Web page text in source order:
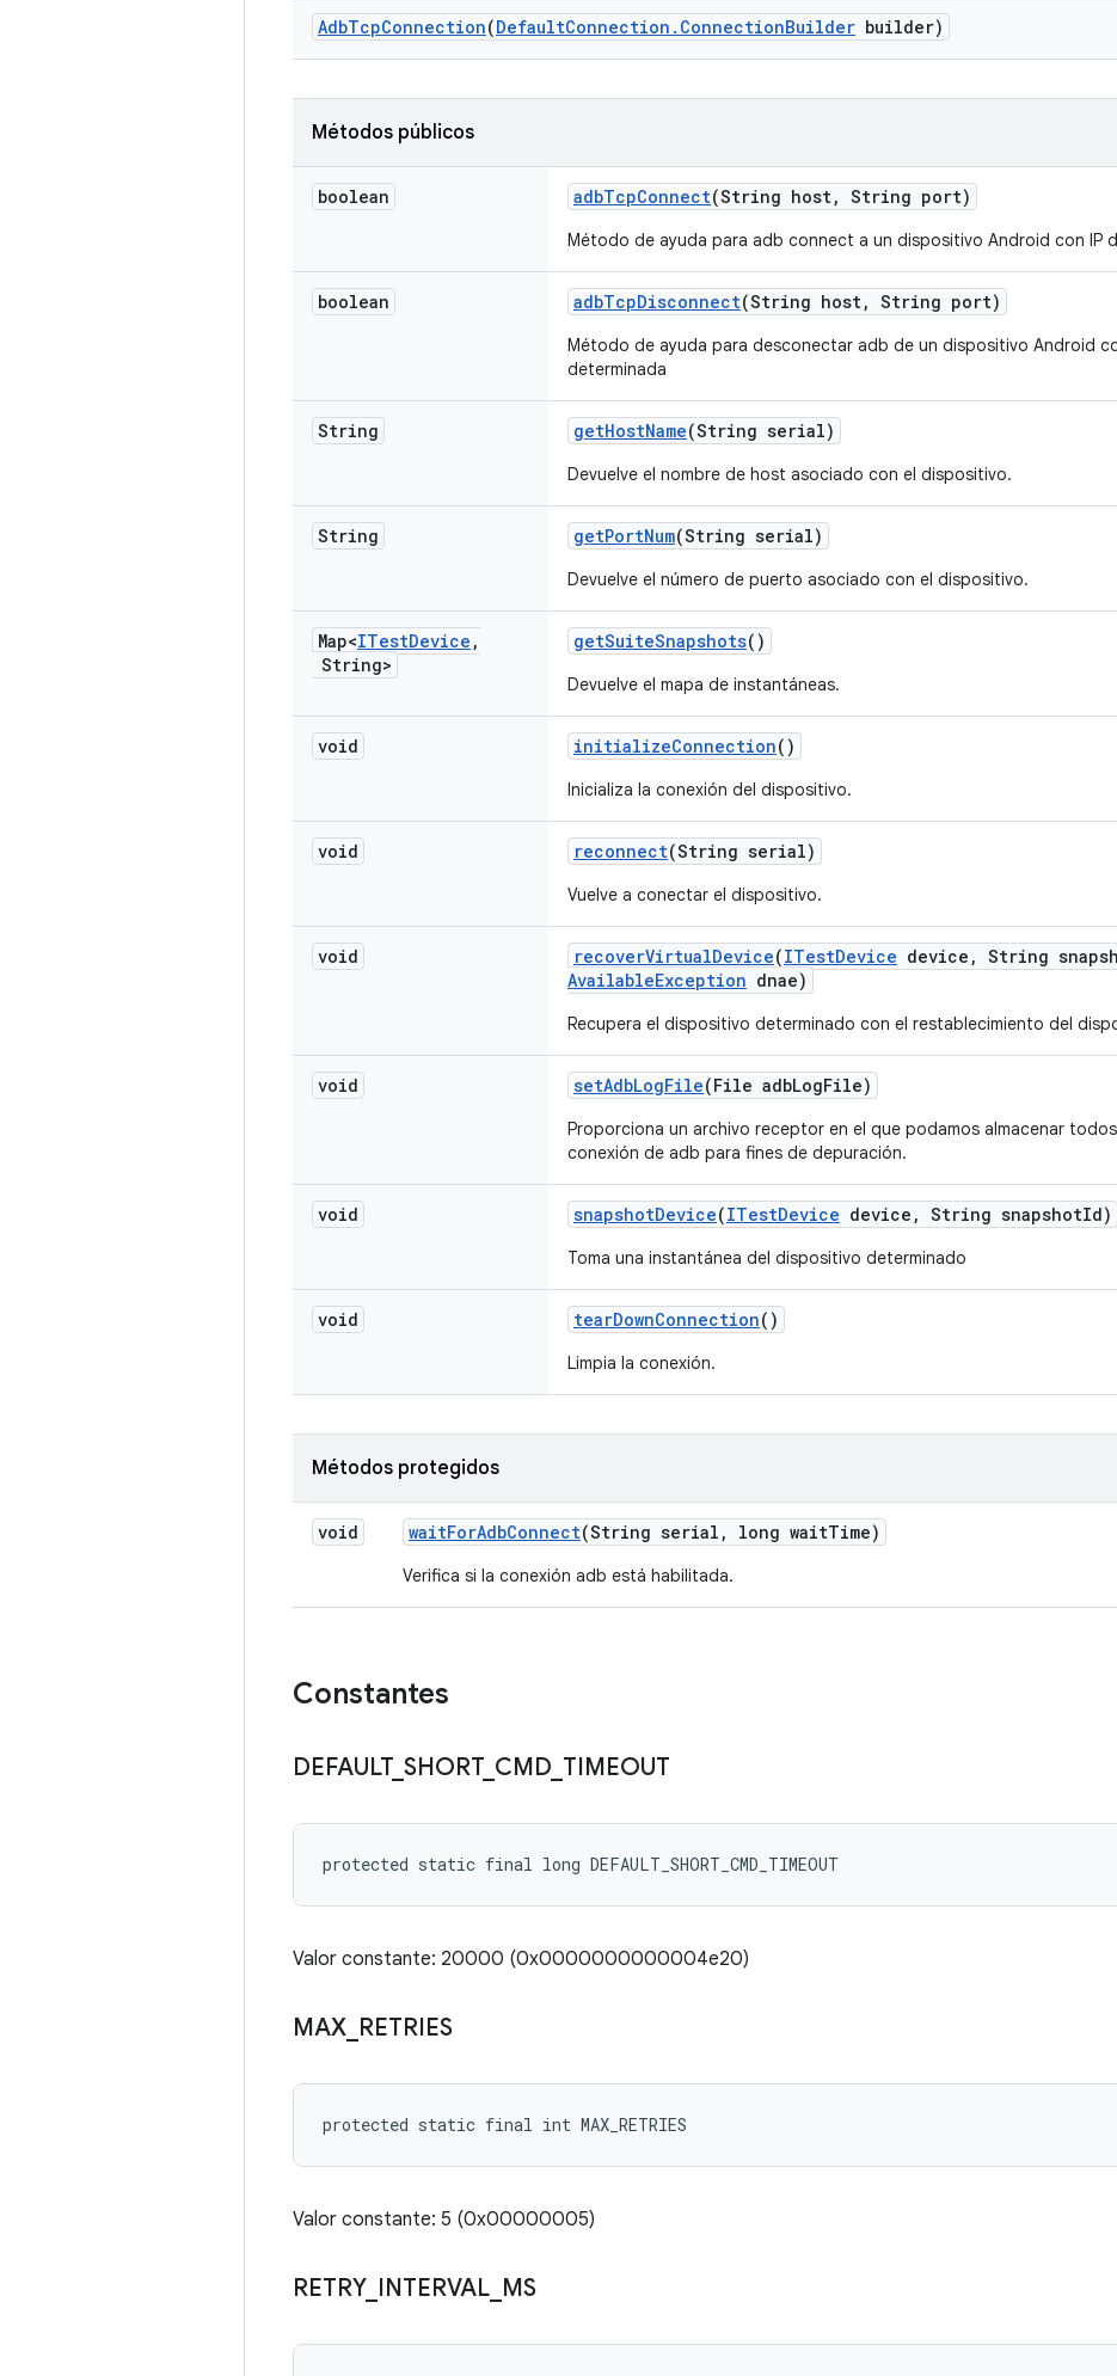
AdbTcpConnection(DefaultConnection . ConnectionBuilder builder)
Métodos públicos
boolean adbTcpConnect(String host, String port)
Método de ayuda para adb connect a un dispositivo Android con IP
boolean adbTcpDisconnect(String host, String port)
Método de ayuda para desconectar adb de un dispositivo Android
determinada
String getHostName(String serial)
Devuelve el nombre de host asociado con el dispositivo.
String getPortNum(String serial)
Devuelve el número de puerto asociado con el dispositivo.
Map<ITestDevice ,
String>
getSuiteSnapshots()
Devuelve el mapa de instantáneas.
void initializeConnection()
Inicializa la conexión del dispositivo.
void reconnect(String serial)
Vuelve a conectar el dispositivo.
void recoverVirtualDevice(ITestDevice device , String
AvailableException dnae)
Recupera el dispositivo determinado con el restablecimiento del
void setAdbLogFile(File adbLogFile)
Proporciona un archivo receptor en el que podamos almacenar
conexión de adb para fines de depuración.
void snapshotDevice(ITestDevice device , String snapshotId)
Toma una instantánea del dispositivo determinado
void tearDownConnection()
Limpia la conexión.
Métodos protegidos
void waitForAdbConnect(String serial , long waitTime)
Verifica si la conexión adb está habilitada.
Constantes
DEFAULT_ SHORT_ CMD TIMEOUT
protected static final long DEFAULT_SHORT_CMD_TIMEOUT
Valor constante: 20000 (0x0000000000004e20)
MAX RETRIES
protected static final int MAX_RETRIES
Valor constante: 5 (0x00000005)
RETRY_ INTERVAL MS